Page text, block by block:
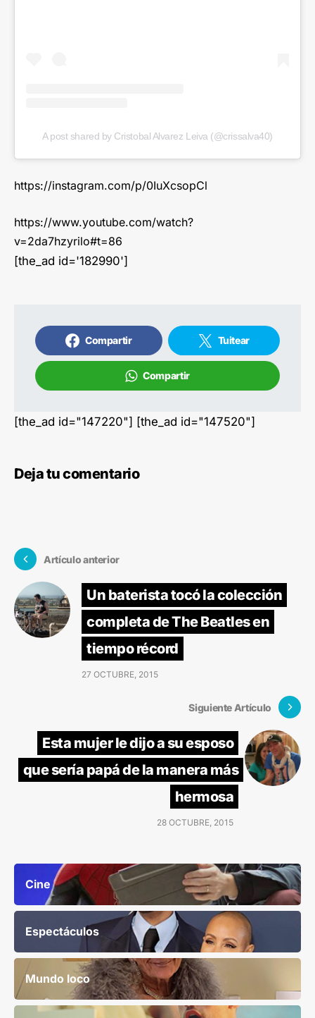
A post shared by Cristobal Alvarez Leiva (@crissalva40)
https://instagram.com/p/0IuXcsopCl
https://www.youtube.com/watch?
v=2da7hzyrilo#t=86
[the_ad id='182990']
Compartir Tuitear
Compartir
[the_ad id="147220"] [the_ad id="147520"]
Deja tu comentario
Artículo anterior
Un baterista tocó la colección
completa de The Beatles en
tiempo récord
27 OCTUBRE, 2015
Siguiente Artículo
Esta mujer le dijo a su esposo
que sería papá de la manera más
hermosa
28 OCTUBRE, 2015
Cine
Espectáculos
Mundo loco